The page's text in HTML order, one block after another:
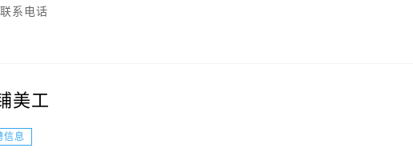
系电话
美工
信息